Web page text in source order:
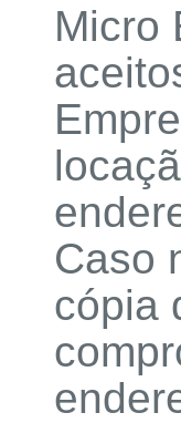
Micro
Caso
cópia